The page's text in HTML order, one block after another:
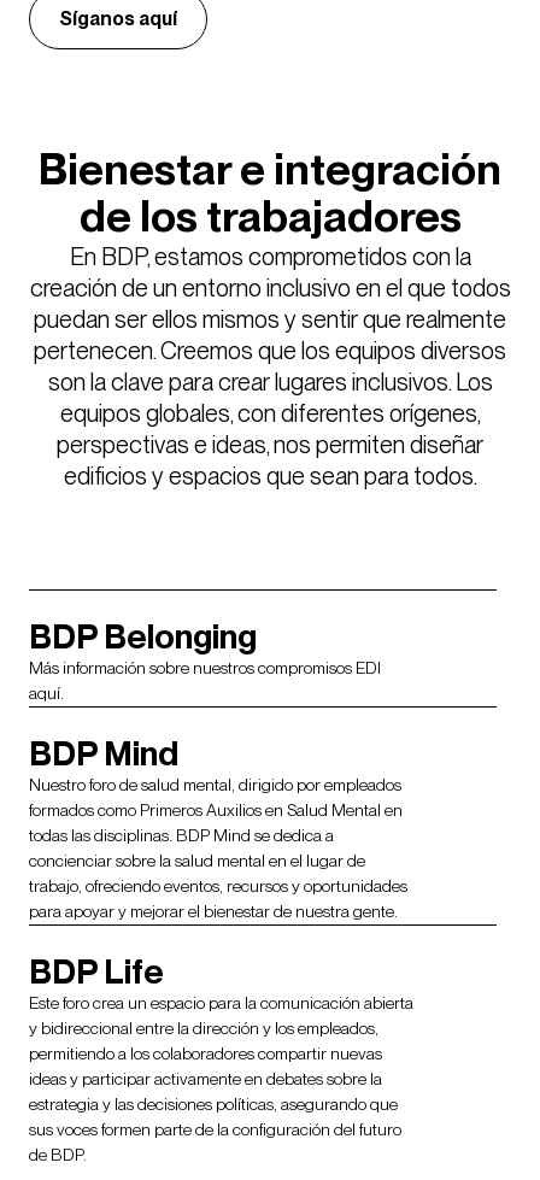
Síganos aquí
Bienestar e integración
de los trabajadores
En BDP, estamos comprometidos con la
creación de un entorno inclusivo en el que todos
puedan ser ellos mismos y sentir que realmente
pertenecen. Creemos que los equipos diversos
son la clave para crear lugares inclusivos. Los
equipos globales, con diferentes orígenes,
perspectivas e ideas, nos permiten diseñar
edificios y espacios que sean para todos.
BDP Belonging
Más información sobre nuestros compromisos EDI
aquí.
BDP Mind
Nuestro foro de salud mental, dirigido por empleados
formados como Primeros Auxilios en Salud Mental en
todas las disciplinas. BDP Mind se dedica a
concienciar sobre la salud mental en el lugar de
trabajo, ofreciendo eventos, recursos y oportunidades
para apoyar y mejorar el bienestar de nuestra gente.
BDP Life
Este foro crea un espacio para la comunicación abierta
y bidireccional entre la dirección y los empleados,
permitiendo a los colaboradores compartir nuevas
ideas y participar activamente en debates sobre la
estrategia y las decisiones políticas, asegurando que
sus voces formen parte de la configuración del futuro
de BDP.